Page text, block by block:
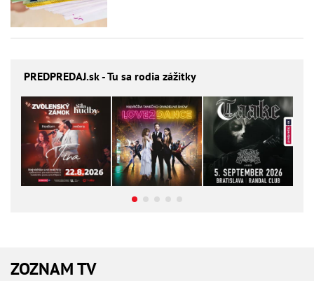
PREDPREDAJ.sk - Tu sa rodia zážitky
ZOZNAM TV